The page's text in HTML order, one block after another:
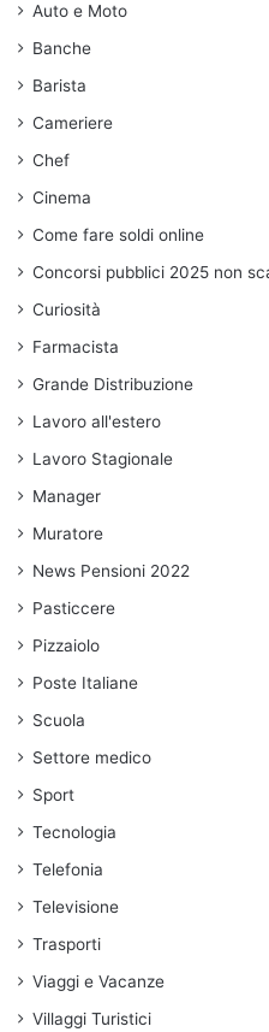
Auto e Moto
Banche
Barista
Cameriere
Chef
Cinema
Come fare soldi online
Concorsi pubblici 2025 non
Curiosità
Farmacista
Grande Distribuzione
Lavoro all'estero
Lavoro Stagionale
Manager
Muratore
News Pensioni 2022
Pasticcere
Pizzaiolo
Poste Italiane
Scuola
Settore medico
Sport
Tecnologia
Telefonia
Televisione
Trasporti
Viaggi e Vacanze
Villaggi Turistici